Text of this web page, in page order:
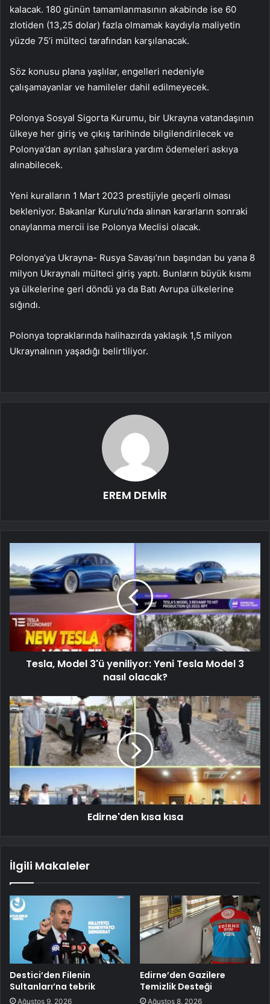
kalacak. 180 günün tamamlanmasının akabinde ise 60
zlotiden (13,25 dolar) fazla olmamak kaydıyla maliyetin
yüzde 75’i mülteci tarafından karşılanacak.
Söz konusu plana yaşlılar, engelleri nedeniyle
çalışamayanlar ve hamileler dahil edilmeyecek.
Polonya Sosyal Sigorta Kurumu, bir Ukrayna vatandaşının
ülkeye her giriş ve çıkış tarihinde bilgilendirilecek ve
Polonya’dan ayrılan şahıslara yardım ödemeleri askıya
alınabilecek.
Yeni kuralların 1 Mart 2023 prestijiyle geçerli olması
bekleniyor. Bakanlar Kurulu’nda alınan kararların sonraki
onaylanma mercii ise Polonya Meclisi olacak.
Polonya’ya Ukrayna- Rusya Savaşı’nın başından bu yana 8
milyon Ukraynalı mülteci giriş yaptı. Bunların büyük kısmı
ya ülkelerine geri döndü ya da Batı Avrupa ülkelerine
sığındı.
Polonya topraklarında halihazırda yaklaşık 1,5 milyon
Ukraynalının yaşadığı belirtiliyor.
EREM DEMİR
Tesla, Model 3'ü yeniliyor: Yeni Tesla Model 3
nasıl olacak?
Edirne'den kısa kısa
İlgili Makaleler
Destici’den Filenin
Sultanları’na tebrik
Ağustos 9, 2026
Edirne’den Gazilere
Temizlik Desteği
Ağustos 8, 2026